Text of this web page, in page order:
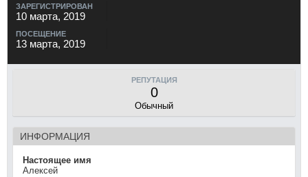
ЗАРЕГИСТРИРОВАН
10 марта, 2019
ПОСЕЩЕНИЕ
13 марта, 2019
РЕПУТАЦИЯ
0
Обычный
ИНФОРМАЦИЯ
Настоящее имя
Алексей